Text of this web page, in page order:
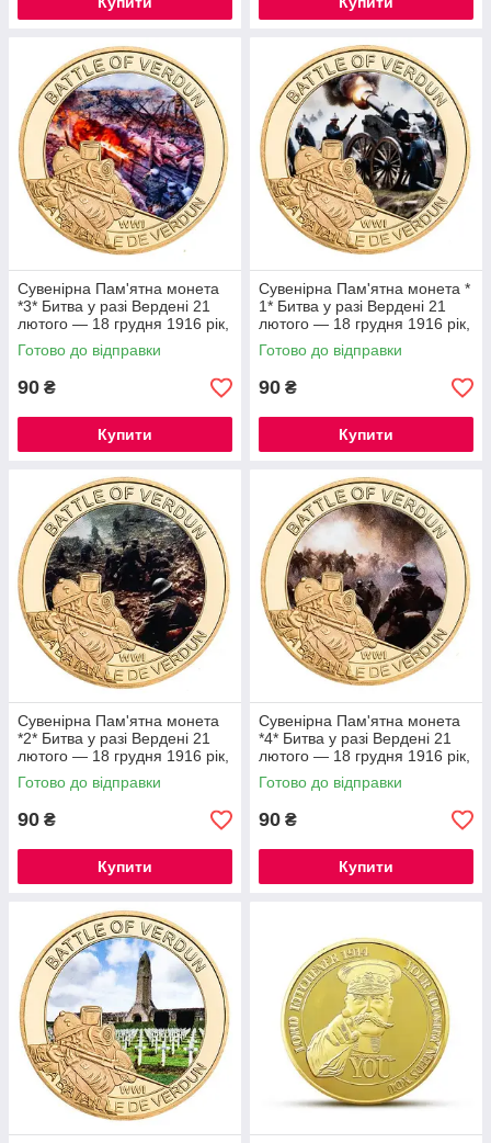
Сувенірна Пам'ятна монета
*3* Битва у разі Вердені 21
лютого — 18 грудня 1916 рік,
серії Перша світова війна.
Готово до відправки
90 ₴
Купити
Сувенірна Пам'ятна монета *
1* Битва у разі Вердені 21
лютого — 18 грудня 1916 рік,
серії Перша світова війна.
Готово до відправки
90 ₴
Купити
Сувенірна Пам'ятна монета
*2* Битва у разі Вердені 21
лютого — 18 грудня 1916 рік,
серії Перша світова війна.
Готово до відправки
90 ₴
Купити
Сувенірна Пам'ятна монета
*4* Битва у разі Вердені 21
лютого — 18 грудня 1916 рік,
серії Перша світова війна.
Готово до відправки
90 ₴
Купити